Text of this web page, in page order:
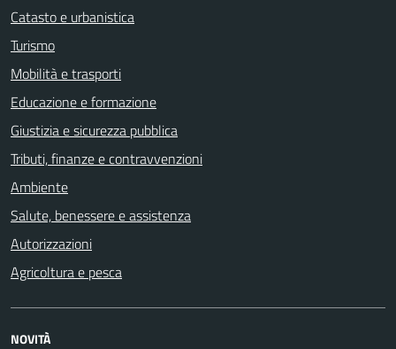
Catasto e urbanistica
Turismo
Mobilità e trasporti
Educazione e formazione
Giustizia e sicurezza pubblica
Tributi, finanze e contravvenzioni
Ambiente
Salute, benessere e assistenza
Autorizzazioni
Agricoltura e pesca
NOVITÀ